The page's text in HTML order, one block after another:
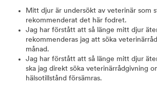
Mitt djur är undersökt av veterinär som
rekommenderat det här fodret.
Jag har förstått att så länge mitt djur
rekommenderas jag att söka
månad.
Jag har förstått att så länge mitt djur
ska jag direkt söka veterinärrådgivning
hälsotillstånd försämras.